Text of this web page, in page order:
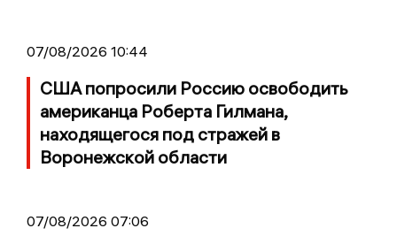
07/08/2026 10:44
США попросили Россию освободить
американца Роберта Гилмана,
находящегося под стражей в
Воронежской области
07/08/2026 07:06